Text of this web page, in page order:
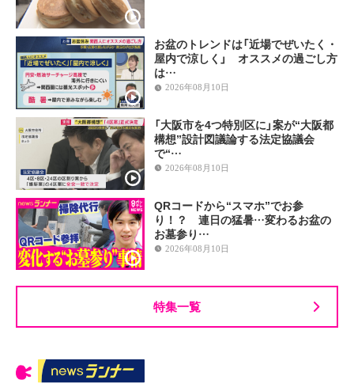
お盆のトレンドは「近場でぜいたく・
屋内で涼しく」 オススメの過ごし方
は…
2026年08月10日
「大阪市を4つ特別区に」案が“大阪都
構想”設計図議論する法定協議会
で“…
2026年08月10日
QRコードから“スマホ”でお参
り！？ 連日の猛暑…変わるお盆の
お墓参り…
2026年08月10日
特集一覧